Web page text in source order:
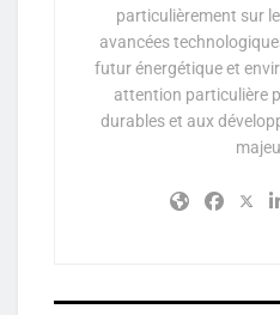
particulièrement sur
avancées
futur énergétique et
attention particulière
durables et aux